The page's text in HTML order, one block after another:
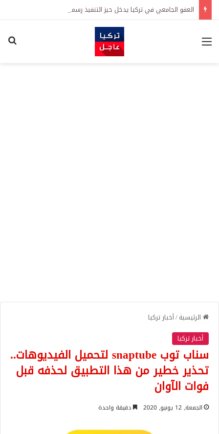
العفو الجامعي في تركيا يدخل حيز التنفيذ رسمياً
القائمة
الرئيسية/أخبار تركيا
أخبار تركيا
سناب توب snaptube لتحميل الفيديوهات..
تحذير خطير من هذا التطبيق لحذفه قبل
فوات الآوان
الجمعة, 12 يونيو, 2020 دقيقة واحدة